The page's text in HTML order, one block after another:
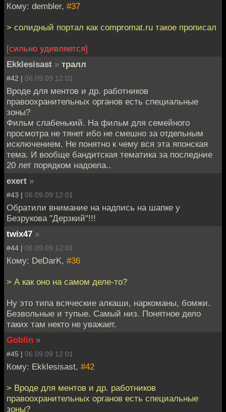
Кому: dembler, #37
> солидный портал как compromat.ru такое прописал
[сильно удивляется]
Ekklesisast » тралл
#42 | 06.09.09 12:01
Вроде для ментов и др. работников
правоохранительных органов есть специальные
зоны?
Фильм слабенький. На фильм для семейного
просмотра не тянет ибо не смешно за отдельным
исключением. Не понятно к чему вся эта японская
тема. И вообще бандитская тематика за последние
20 лет порядком надоела..
exert »
#43 | 06.09.09 12:01
Обратили внимание на надпись на шапке у
Безрукова "Дерзкий"!!!
twix47 »
#44 | 06.09.09 12:01
Кому: DeDarK, #36
> А как оно на самом деле-то?
Ну это типа всяческие алкаши, наркоманы, бомжи.
Безвольные и тупые. Самый низ. Понятное дело
таких там некто не уважает.
Goblin »
#45 | 06.09.09 12:01
Кому: Ekklesisast, #42
> Вроде для ментов и др. работников
правоохранительных органов есть специальные
зоны?